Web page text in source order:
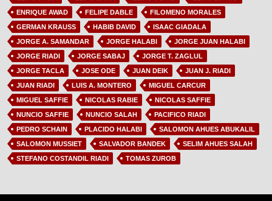
ENRIQUE AWAD
FELIPE DABLE
FILOMENO MORALES
GERMAN KRAUSS
HABIB DAVID
ISAAC GIADALA
JORGE A. SAMANDAR
JORGE HALABI
JORGE JUAN HALABI
JORGE RIADI
JORGE SABAJ
JORGE T. ZAGLUL
JORGE TACLA
JOSE ODE JUAN DEIK
JUAN J. RIADI
JUAN RIADI
LUIS A. MONTERO
MIGUEL CARCUR
MIGUEL SAFFIE
NICOLAS RABIE
NICOLAS SAFFIE
NUNCIO SAFFIE
NUNCIO SALAH
PACIFICO RIADI
PEDRO SCHAIN
PLACIDO HALABI
SALOMON AHUES ABUKALIL
SALOMON MUSSIET
SALVADOR BANDEK
SELIM AHUES SALAH
STEFANO COSTANDIL RIADI
TOMAS ZUROB